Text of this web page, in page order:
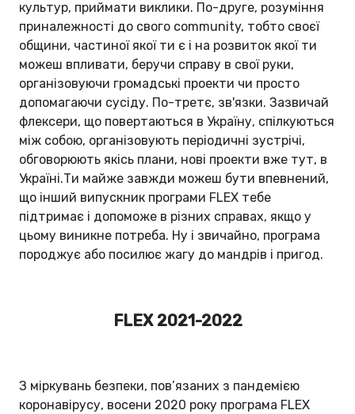
культур, приймати виклики. По-друге, розуміння
приналежності до свого community, тобто своєї
общини, частиної якої ти є і на розвиток якої ти
можеш впливати, беручи справу в свої руки,
організовуючи громадські проекти чи просто
допомагаючи сусіду. По-третє, зв'язки. Зазвичай
флексери, що повертаються в Україну, спілкуються
між собою, організовують періодичні зустрічі,
обговорюють якісь плани, нові проекти вже тут, в
Україні.Ти майже завжди можеш бути впевнений,
що інший випускник програми FLEX тебе
підтримає і допоможе в різних справах, якщо у
цьому виникне потреба. Ну і звичайно, програма
породжує або посилює жагу до мандрів і пригод.
FLEX 2021-2022
З міркувань безпеки, пов’язаних з пандемією
коронавірусу, восени 2020 року програма FLEX